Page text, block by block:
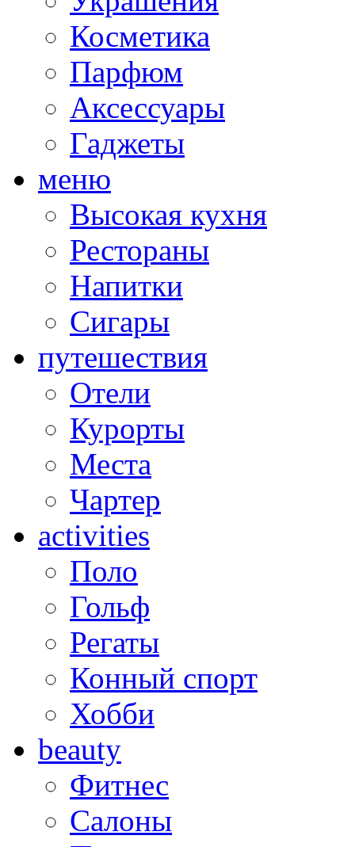
Косметика
Парфюм
Аксессуары
Гаджеты
меню
Высокая кухня
Рестораны
Напитки
Сигары
путешествия
Отели
Курорты
Места
Чартер
activities
Поло
Гольф
Регаты
Конный спорт
Хобби
beauty
Фитнес
Салоны